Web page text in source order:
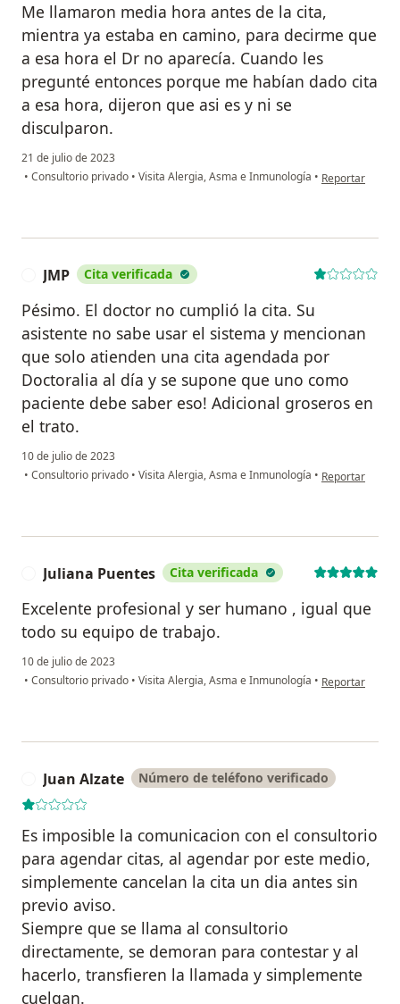
Me llamaron media hora antes de la cita,
mientra ya estaba en camino, para decirme que
a esa hora el Dr no aparecía. Cuando les
pregunté entonces porque me habían dado cita
a esa hora, dijeron que asi es y ni se
disculparon.
21 de julio de 2023
• Consultorio privado • Visita Alergia, Asma e Inmunología • en opinión del
Reportar
JMP Cita verificada
Pésimo. El doctor no cumplió la cita. Su
asistente no sabe usar el sistema y mencionan
que solo atienden una cita agendada por
Doctoralia al día y se supone que uno como
paciente debe saber eso! Adicional groseros en
el trato.
10 de julio de 2023
• Consultorio privado • Visita Alergia, Asma e Inmunología • en opinión del
Reportar
Juliana Puentes Cita verificada
Excelente profesional y ser humano , igual que
todo su equipo de trabajo.
10 de julio de 2023
• Consultorio privado • Visita Alergia, Asma e Inmunología • en opinión del
Reportar
Juan Alzate Número de teléfono verificado
Es imposible la comunicacion con el consultorio
para agendar citas, al agendar por este medio,
simplemente cancelan la cita un dia antes sin
previo aviso.
Siempre que se llama al consultorio
directamente, se demoran para contestar y al
hacerlo, transfieren la llamada y simplemente
cuelgan.